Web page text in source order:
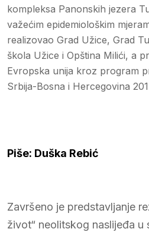
kompleksa Panonskih jezera
važećim epidemiološkim
realizovao Grad Užice, Grad
škola Užice i Opština Milići, a
Evropska unija kroz program
Srbija-Bosna i Hercegovina
Piše: Duška Rebić
Završeno je predstavljanje
život“ neolitskog naslijeđa u